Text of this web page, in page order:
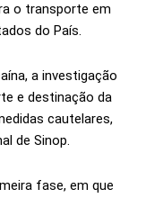
o transporte em
do País.
a investigação
e destinação da
cautelares,
de Sinop.
fase, em que